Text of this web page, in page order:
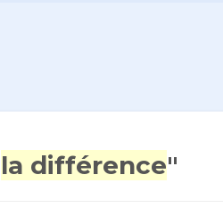
la différence"